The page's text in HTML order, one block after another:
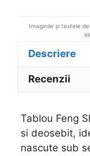
Imaginile și textele
Descriere
Recenzii
Tablou Feng
si deosebit,
nascute sub